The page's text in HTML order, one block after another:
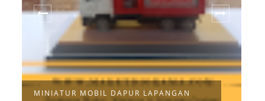
MINIATUR MOBIL DAPUR LAPANGAN